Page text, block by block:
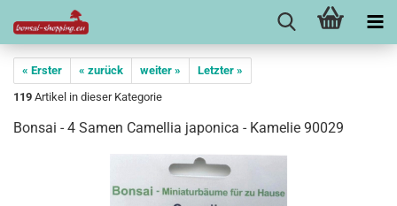
« Erster « zurück weiter »
Letzter »
119 Artikel in dieser Kategorie
Bonsai - 4 Samen Camellia japonica - Kamelie 90029